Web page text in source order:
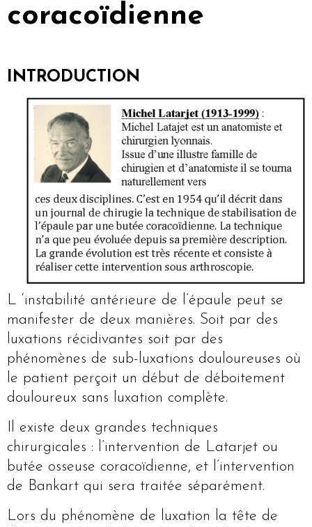
coracoïdienne
INTRODUCTION
L ‘instabilité antérieure de l’épaule peut se
manifester de deux manières. Soit par des
luxations récidivantes soit par des
phénomènes de sub-luxations douloureuses où
le patient perçoit un début de déboitement
douloureux sans luxation complète.
Il existe deux grandes techniques
chirurgicales : l’intervention de Latarjet ou
butée osseuse coracoïdienne, et l’intervention
de Bankart qui sera traitée séparément.
Lors du phénomène de luxation la tête de